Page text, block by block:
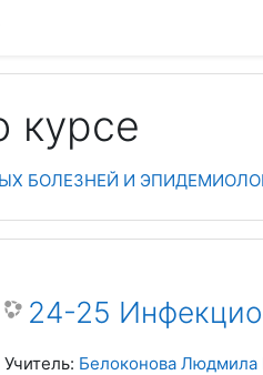
курсе
БОЛЕЗНЕЙ И
24-25
Учитель: Белоконова Людмила